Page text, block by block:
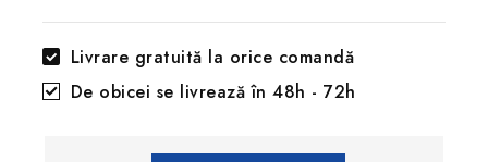
Livrare gratuită la orice comandă
De obicei se livrează în 48h - 72h